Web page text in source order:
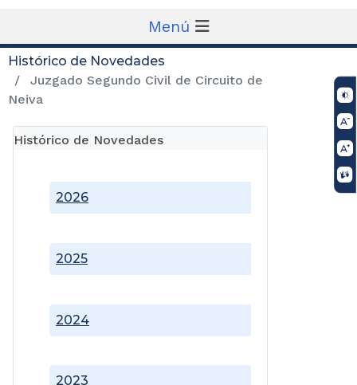
Menú
Histórico de Novedades
Juzgado Segundo Civil de Circuito de
Neiva
Histórico de Novedades
2023
2024
2025
2026